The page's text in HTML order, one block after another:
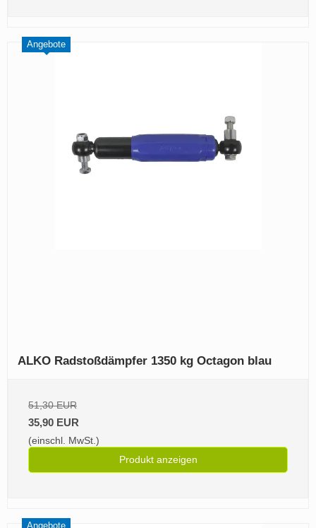
Angebote
ALKO Radstoßdämpfer 1350 kg Octagon blau
51,30 EUR
35,90 EUR
(einschl. MwSt.)
Produkt anzeigen
Angebote